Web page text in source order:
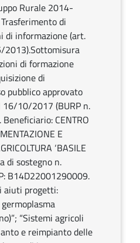
Rurale 2014-
di
di informazione (art.
2013).Sottomisura
di formazione
di
pubblico approvato
16/10/2017 (BURP n.
CENTRO
E
‘BASILE
di sostegno n.
B14D22001290009.
aiuti progetti:
“Sistemi agricoli
e reimpianto delle